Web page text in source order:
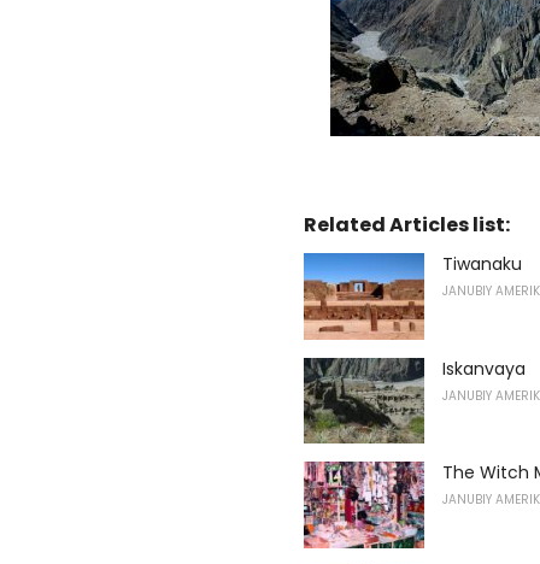
Related Articles list:
Tiwanaku
JANUBIY
Iskanvaya
JANUBIY
The Witch
JANUBIY